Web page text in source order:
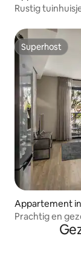
Rustig
Superhost
Superhost
Prachtig en